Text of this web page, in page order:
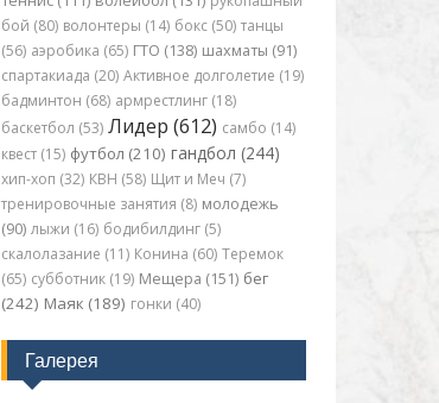
бой (80) волонтеры (14) бокс (50) танцы
(56) аэробика (65) ГТО (138) шахматы (91)
спартакиада (20) Активное долголетие (19)
бадминтон (68) армрестлинг (18)
баскетбол (53) Лидер (612) самбо (14)
квест (15) футбол (210) гандбол (244)
хип-хоп (32) КВН (58) Щит и Меч (7)
тренировочные занятия (8) молодежь
(90) лыжи (16) бодибилдинг (5)
скалолазание (11) Конина (60) Теремок
(65) субботник (19) Мещера (151) бег
(242) Маяк (189) гонки (40)
Галерея